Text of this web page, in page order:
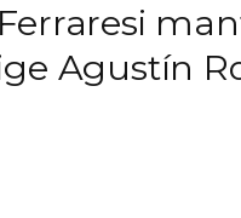
Agustín